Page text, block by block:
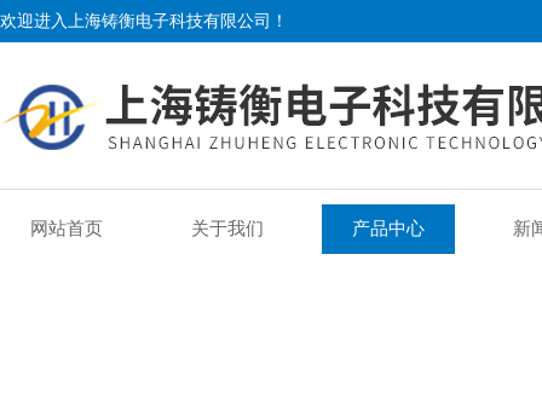
欢迎进入上海铸衡电子科技有限公司！
网站首页 关于我们 产品中心 新